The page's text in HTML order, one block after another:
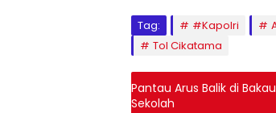
Tag: #Kapolri
Tol Cikatama
Pantau Arus Balik di
Sekolah